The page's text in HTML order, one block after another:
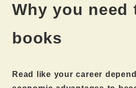
Why you need
books
Read like your career